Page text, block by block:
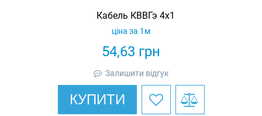
Кабель КВВГэ 4х1
54,63 грн
ціна за 1м
Залишити відгук
КУПИТИ